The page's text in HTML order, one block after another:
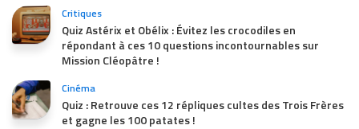
Critiques
Quiz Astérix et Obélix : Évitez les crocodiles en
répondant à ces 10 questions incontournables sur
Mission Cléopâtre !
Cinéma
Quiz : Retrouve ces 12 répliques cultes des Trois Frères
et gagne les 100 patates !